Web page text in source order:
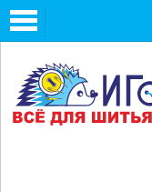
Toggle
navigation